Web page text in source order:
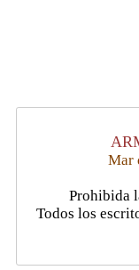
Mar
Prohibida
Todos los